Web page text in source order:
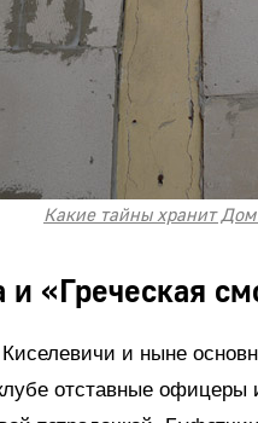
Какие тайны хранит
и «Греческая
и ныне
отставные офицеры